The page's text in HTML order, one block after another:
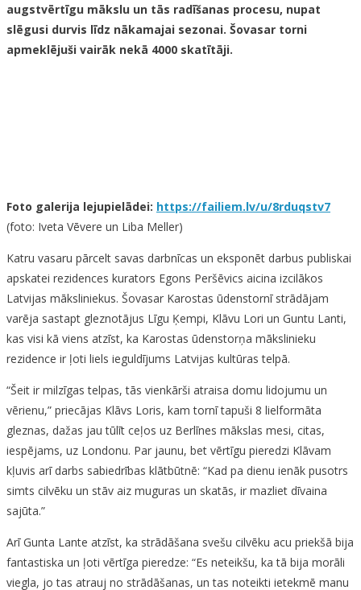
augstvērtīgu mākslu un tās radīšanas procesu, nupat
slēgusi durvis līdz nākamajai sezonai. Šovasar torni
apmeklējuši vairāk nekā 4000 skatītāji.
Foto galerija lejupielādei: https://failiem.lv/u/8rduqstv7
(foto: Iveta Vēvere un Liba Meller)
Katru vasaru pārcelt savas darbnīcas un eksponēt darbus publiskai
apskatei rezidences kurators Egons Peršēvics aicina izcilākos
Latvijas māksliniekus. Šovasar Karostas ūdenstornī strādājam
varēja sastapt gleznotājus Līgu Ķempi, Klāvu Lori un Guntu Lanti,
kas visi kā viens atzīst, ka Karostas ūdenstorņa mākslinieku
rezidence ir ļoti liels ieguldījums Latvijas kultūras telpā.
“Šeit ir milzīgas telpas, tās vienkārši atraisa domu lidojumu un
vērienu,” priecājas Klāvs Loris, kam tornī tapuši 8 lielformāta
gleznas, dažas jau tūlīt ceļos uz Berlīnes mākslas mesi, citas,
iespējams, uz Londonu. Par jaunu, bet vērtīgu pieredzi Klāvam
kļuvis arī darbs sabiedrības klātbūtnē: “Kad pa dienu ienāk pusotrs
simts cilvēku un stāv aiz muguras un skatās, ir mazliet dīvaina
sajūta.”
Arī Gunta Lante atzīst, ka strādāšana svešu cilvēku acu priekšā bija
fantastiska un ļoti vērtīga pieredze: “Es neteikšu, ka tā bija morāli
viegla, jo tas atrauj no strādāšanas, un tas noteikti ietekmē manu